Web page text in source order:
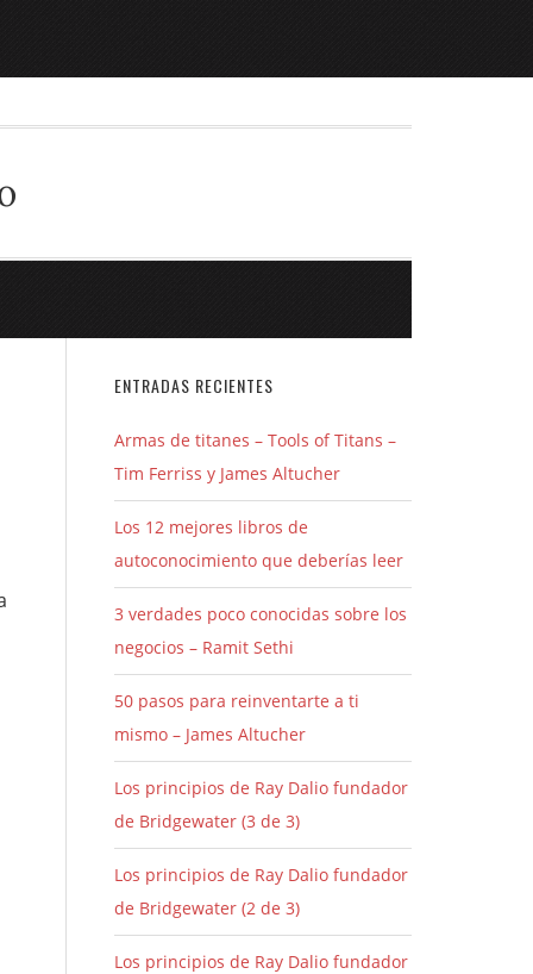
ENTRADAS RECIENTES
Armas de titanes – Tools of Titans –
Tim Ferriss y James Altucher
Los 12 mejores libros de
autoconocimiento que deberías leer
3 verdades poco conocidas sobre los
negocios – Ramit Sethi
50 pasos para reinventarte a ti
mismo – James Altucher
Los principios de Ray Dalio fundador
de Bridgewater (3 de 3)
Los principios de Ray Dalio fundador
de Bridgewater (2 de 3)
Los principios de Ray Dalio fundador